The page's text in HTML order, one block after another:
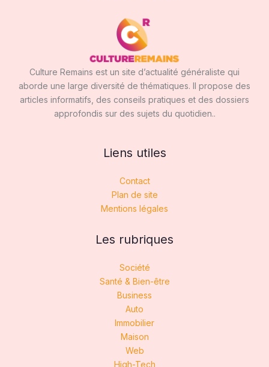
Culture Remains est un site d’actualité généraliste qui
aborde une large diversité de thématiques. Il propose des
articles informatifs, des conseils pratiques et des dossiers
approfondis sur des sujets du quotidien..
Liens utiles
Contact
Plan de site
Mentions légales
Les rubriques
Société
Santé & Bien-être
Business
Auto
Immobilier
Maison
Web
High-Tech